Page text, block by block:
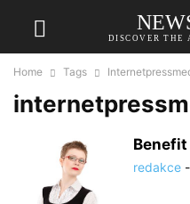
DISCOVER THE
Home Tags
redakce -